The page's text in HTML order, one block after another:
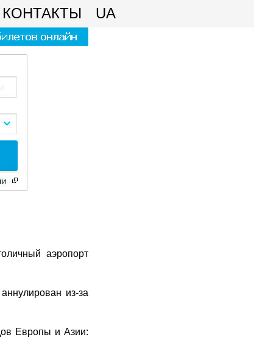
КОНТАКТЫ UA
аэропорт
из-за
Европы и Азии: